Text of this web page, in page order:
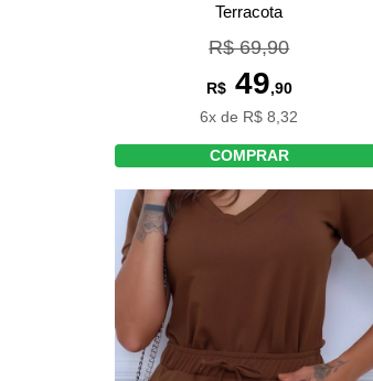
Terracota
R$ 69,90
R$49,90
6x de R$ 8,32
COMPRAR